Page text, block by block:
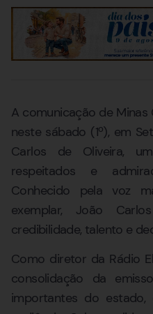
A comunicação de Minas
neste sábado (1º), em
Carlos de Oliveira,
respeitados e
Conhecido pela voz
exemplar, João
credibilidade, talento e
Como diretor da Rádio
consolidação da
importantes do estado,